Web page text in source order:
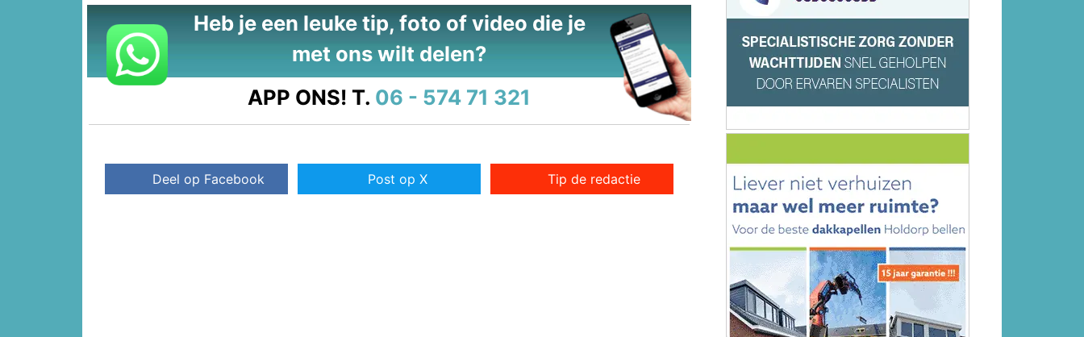
Heb je een leuke tip, foto of video die je
met ons wilt delen?
APP ONS! T. 06 - 574 71 321
Deel op Facebook Post op X Tip de redactie